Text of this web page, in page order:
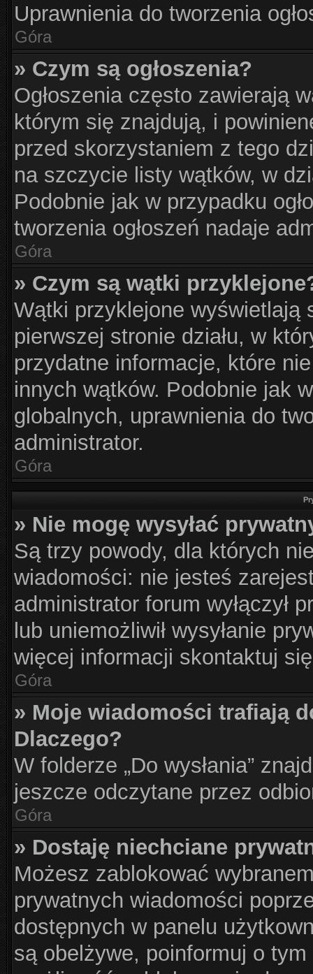
Uprawnienia do tworzenia
Góra
» Czym są ogłoszenia?
Ogłoszenia często zawierają
którym się znajdują, i
przed skorzystaniem z tego
na szczycie listy wątków, w
Podobnie jak w przypadku
tworzenia ogłoszeń nadaje
Góra
» Czym są wątki
Wątki przyklejone wyświetlają
pierwszej stronie działu, w
przydatne informacje, które
innych wątków. Podobnie jak
globalnych, uprawnienia do
administrator.
Góra
» Nie mogę wysyłać
Są trzy powody, dla których
wiadomości: nie jesteś
administrator forum wyłączył
lub uniemożliwił wysyłanie
więcej informacji skontaktuj
Góra
» Moje wiadomości trafiają
Dlaczego?
W folderze „Do wysłania”
jeszcze odczytane przez
Góra
» Dostaję niechciane
Możesz zablokować
prywatnych wiadomości
dostępnych w panelu
są obelżywe, poinformuj o